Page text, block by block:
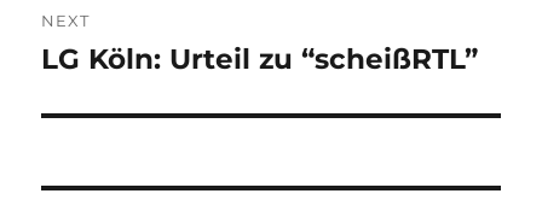
NEXT
Next
LG Köln: Urteil zu “scheißRTL”